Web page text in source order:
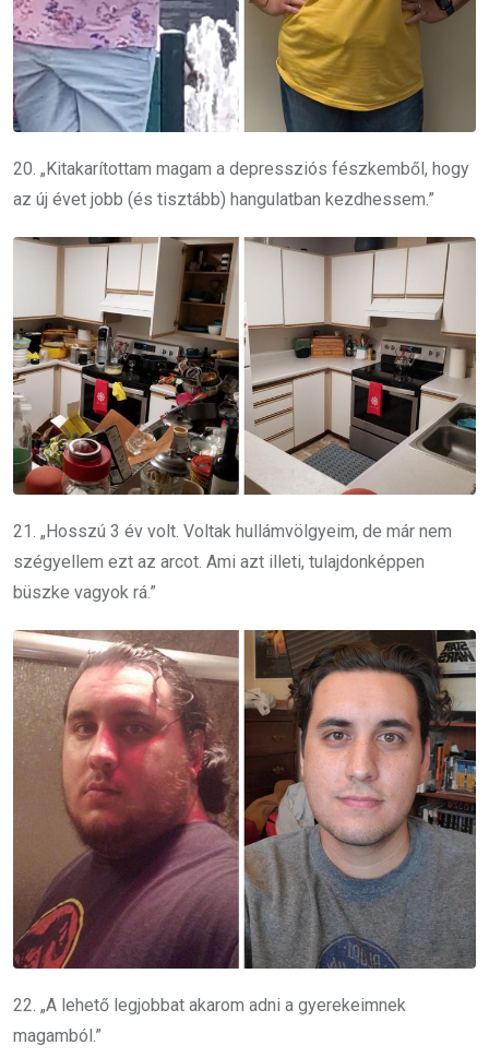
20. „Kitakarítottam magam a depressziós fészkemből, hogy
az új évet jobb (és tisztább) hangulatban kezdhessem.”
21. „Hosszú 3 év volt. Voltak hullámvölgyeim, de már nem
szégyellem ezt az arcot. Ami azt illeti, tulajdonképpen
büszke vagyok rá.”
22. „A lehető legjobbat akarom adni a gyerekeimnek
magamból.”